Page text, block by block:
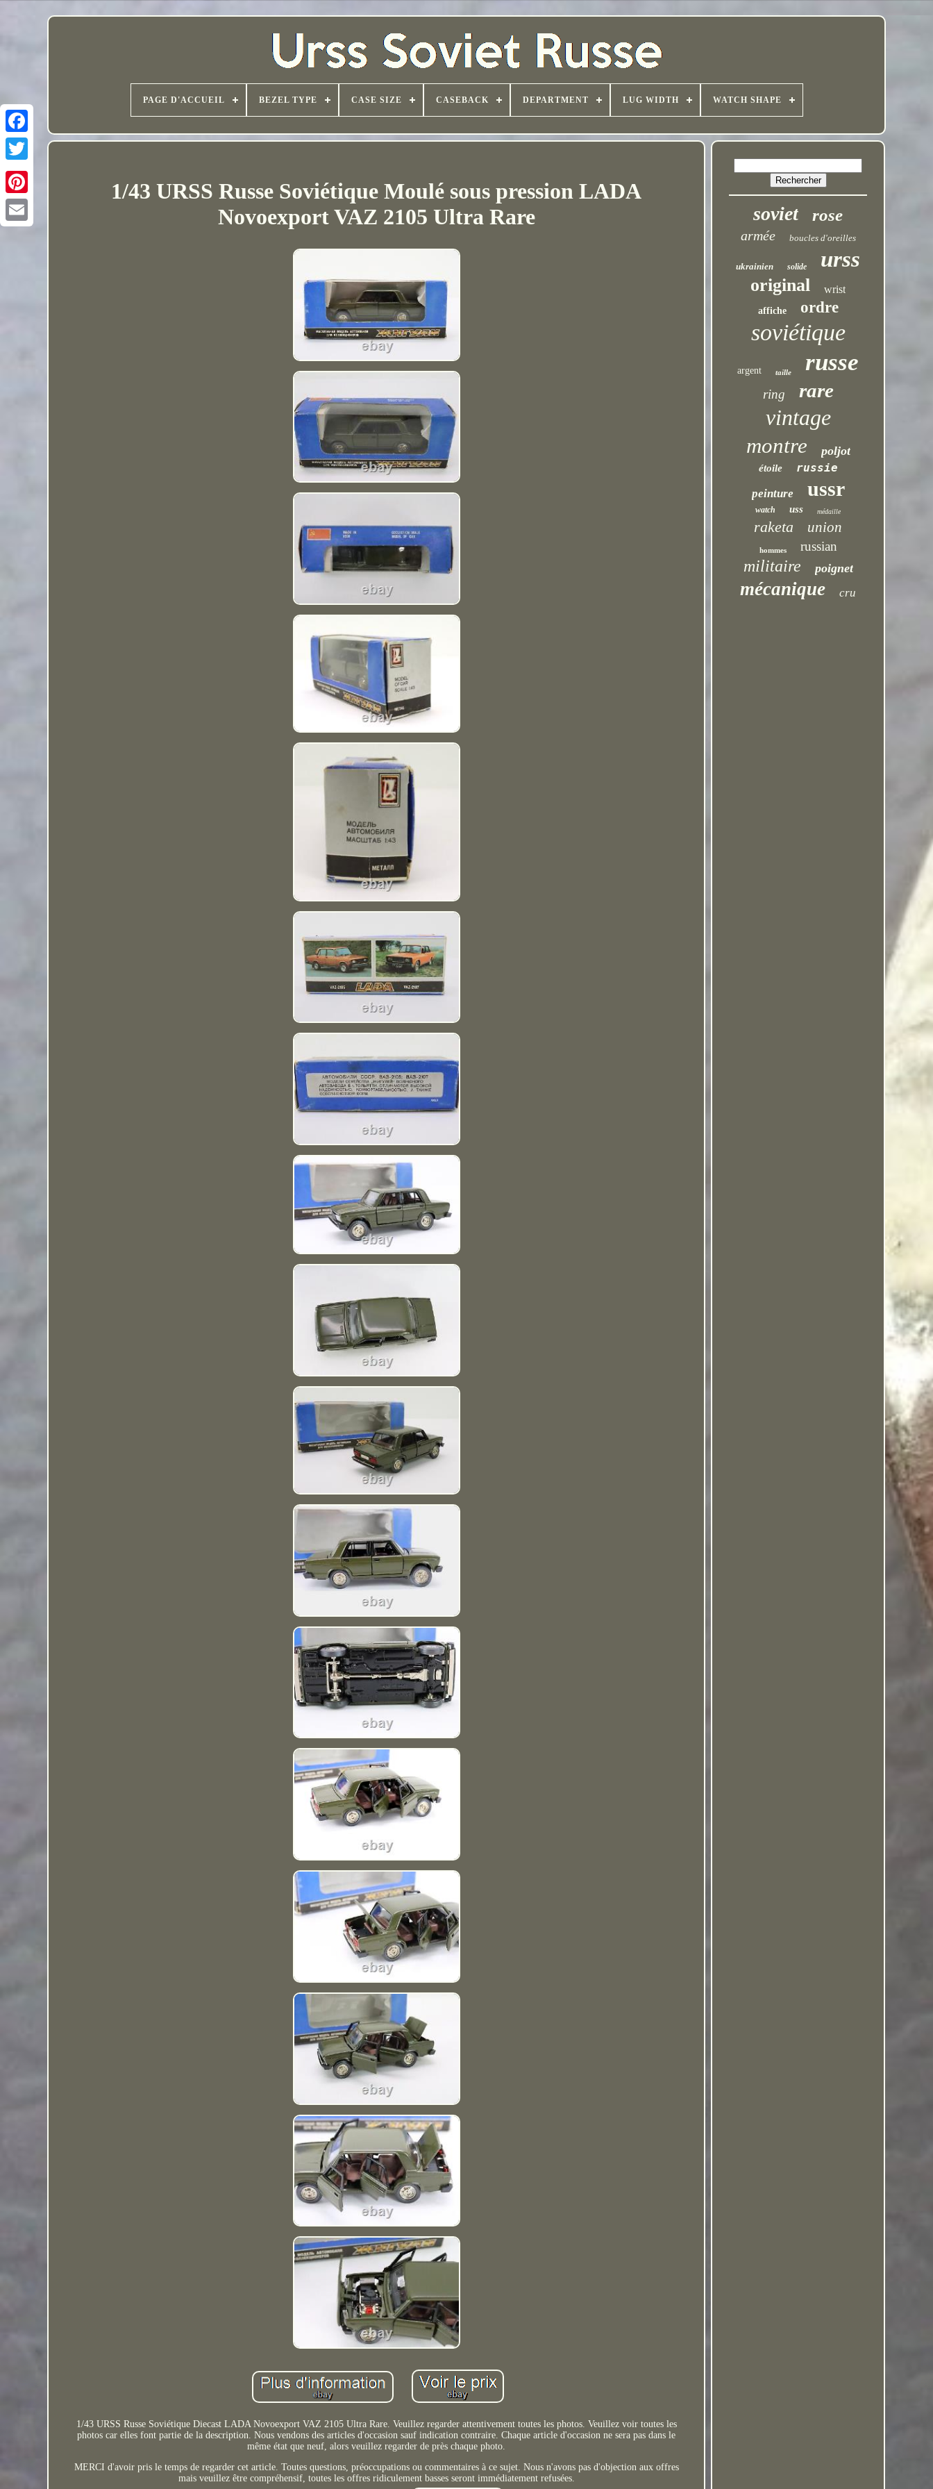
PAGE D'ACCUEIL BEZEL TYPE CASE SIZE CASEBACK DEPARTMENT LUG WIDTH WATCH SHAPE
1/43 URSS Russe Soviétique Moulé sous pression LADA
Novoexport VAZ 2105 Ultra Rare
1/43 URSS Russe Soviétique Diecast LADA Novoexport VAZ 2105 Ultra Rare. Veuillez regarder attentivement toutes les photos. Veuillez voir toutes les
photos car elles font partie de la description. Nous vendons des articles d'occasion sauf indication contraire. Chaque article d'occasion ne sera pas dans le
même état que neuf, alors veuillez regarder de près chaque photo.
MERCI d'avoir pris le temps de regarder cet article. Toutes questions, préoccupations ou commentaires à ce sujet. Nous n'avons pas d'objection aux offres
mais veuillez être compréhensif, toutes les offres ridiculement basses seront immédiatement refusées.
soviet rose
armée boucles d'oreilles
ukrainien solide urss
original wrist
affiche ordre
soviétique
argent taille russe
ring rare
vintage
montre poljot
étoile
russie
peinture
ussr
watch uss médaille
raketa union
hommes russian
militaire poignet
mécanique cru